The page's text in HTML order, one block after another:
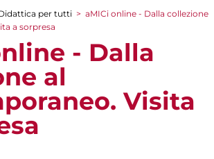
per tutti > aMICi online - Dalla collezione
a sorpresa
- Dalla
al
Visita